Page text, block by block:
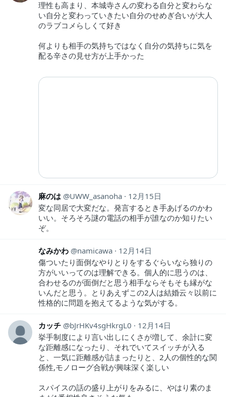
理性も高まり、本城寺さんの変わる自分と変わらな
い自分と変わっていきたい自分のせめぎ合いが大人
のラブコメらしくて好き
何よりも相手の気持ちではなく自分の気持ちに気を
配る辛さの見せ方が上手かった
麻のは UWW_asanoha
12月15日
変な同居で大変だな。発言するとき手あげるのかわ
いい。そろそろ謎の電話の相手が誰なのか知りたい
ぞ。
なみかわ namicawa
12月14日
傷ついたり面倒なやりとりをするぐらいなら独りの
方がいいってのは理解できる。個人的に思うのは、
合わせるのが面倒だと思う相手ならそもそも縁がな
いんだと思う。とりあえずこの2人は結婚云々以前に
性格的に問題を抱えてるような気がする。
カッチ bJrHKv4sgHkrgL0
12月14日
挙手制度により言い出しにくさが増して、余計に変
な距離感になったり、それでいてスイッチが入る
と、一気に距離感が詰まったりと、2人の個性的な関
係性,モノローグ合戦が興味深く楽しい
スパイスの話の盛り上がりをみるに、やはり素のま